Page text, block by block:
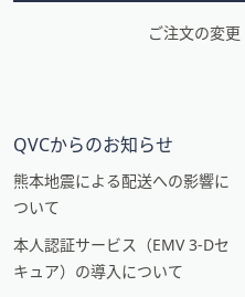
ご注文の変
QVCからのお知らせ
熊本地震による配送への影響に
ついて
本人認証サービス（EMV 3-Dセ
キュア）の導入について